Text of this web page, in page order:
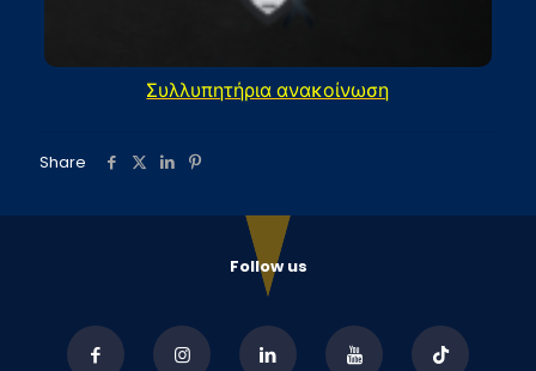
Συλλυπητήρια ανακοίνωση
Share
Follow us